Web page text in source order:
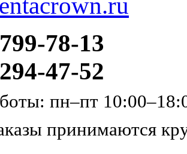
78-13
47-52
пн–пт
принимаются